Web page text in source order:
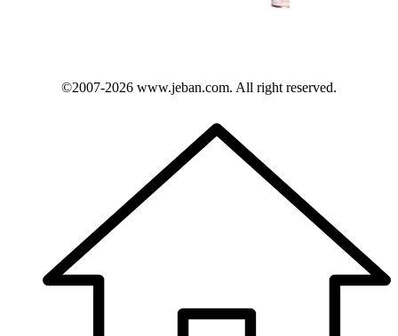
©2007-2026 www.jeban.com. All right reserved.